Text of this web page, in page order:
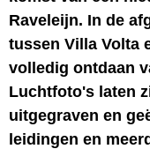
Raveleijn. In de
tussen Villa Volta
volledig ontdaan
Luchtfoto's laten
uitgegraven en
leidingen en